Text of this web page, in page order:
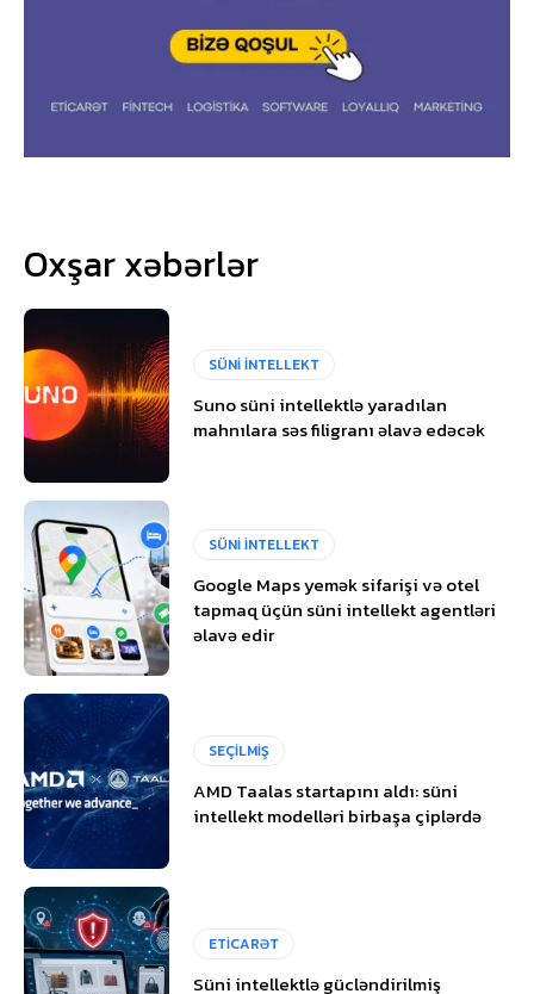
Oxşar xəbərlər
SÜNİ İNTELLEKT
Suno süni intellektlə yaradılan
mahnılara səs filigranı əlavə edəcək
SÜNİ İNTELLEKT
Google Maps yemək sifarişi və otel
tapmaq üçün süni intellekt agentləri
əlavə edir
SEÇİLMİŞ
AMD Taalas startapını aldı: süni
intellekt modelləri birbaşa çiplərdə
ETİCARƏT
Süni intellektlə gücləndirilmiş